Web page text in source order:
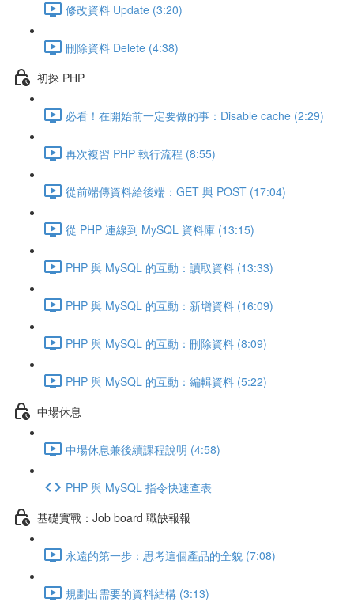
修改資料 Update (3:20)
刪除資料 Delete (4:38)
初探 PHP
必看！在開始前一定要做的事：Disable cache (2:29)
再次複習 PHP 執行流程 (8:55)
從前端傳資料給後端：GET 與 POST (17:04)
從 PHP 連線到 MySQL 資料庫 (13:15)
PHP 與 MySQL 的互動：讀取資料 (13:33)
PHP 與 MySQL 的互動：新增資料 (16:09)
PHP 與 MySQL 的互動：刪除資料 (8:09)
PHP 與 MySQL 的互動：編輯資料 (5:22)
中場休息
中場休息兼後續課程說明 (4:58)
PHP 與 MySQL 指令快速查表
基礎實戰：Job board 職缺報報
永遠的第一步：思考這個產品的全貌 (7:08)
規劃出需要的資料結構 (3:13)